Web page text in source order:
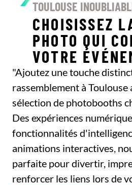
TOULOUSE
CHOISISSEZ
PHOTO QUI
VOTRE
"Ajoutez une touche
rassemblement à Toulouse
sélection de photobooths
Des expériences
fonctionnalités
animations interactives,
parfaite pour divertir,
renforcer les liens lors de